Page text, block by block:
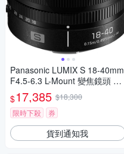
Panasonic LUMIX S 18-40mm
F4.5-6.3 L-Mount 變焦鏡頭 公
司貨 S-R1840GC
$17,385 $18,300
限時下殺
券
貨到通知我